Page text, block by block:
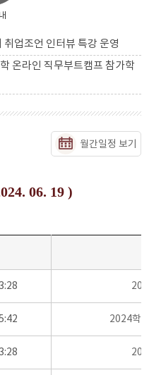
취업조언 인터뷰 특강 운영
온라인 직무부트캠프 참가학
월간일정 보기
06. 19 )
2024학